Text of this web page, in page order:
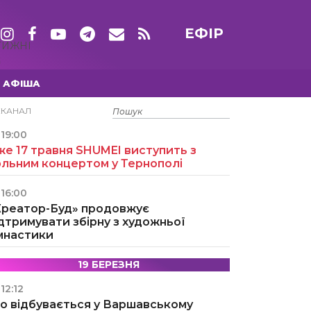
ЕФІР
АФІША
15 ТРАВНЯ
19:00
17 травня SHUMEI виступить з
концертом у Тернополі
16:00
Буд» продовжує
збірну з художньої
19 БЕРЕЗНЯ
12:12
відбувається у Варшавському